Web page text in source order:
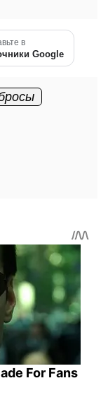
в
Google
For Fans